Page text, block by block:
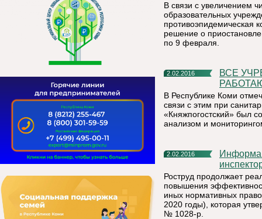
В связи с увеличением
образовательных
противоэпидемическая
решение о
по 9 февраля.
2.02.2016
ВСЕ УЧРЕЖДЕНИЯ ОБРАЗОВАТЕЛЬНОЙ СФЕРЫ
В Республике Коми
связи с этим при
«Княжпогостский» был
анализом и
2.02.2016
Информация об Интернет-сервисе «Электронный
Роструд продолжает
повышения
иных нормативных
2020 годы), которая
№ 1028-р.